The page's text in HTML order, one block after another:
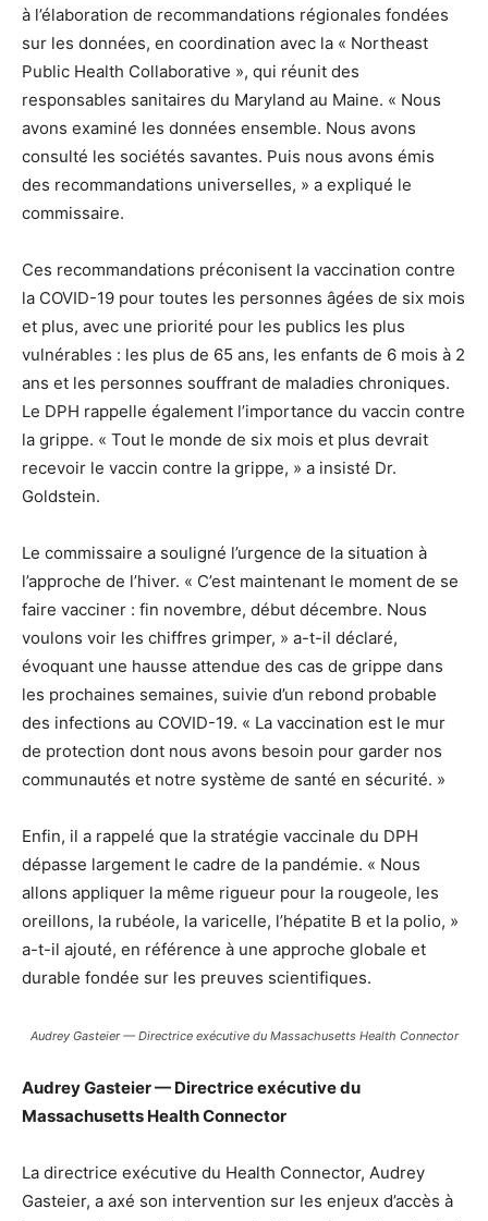
à l’élaboration de recommandations régionales fondées
sur les données, en coordination avec la « Northeast
Public Health Collaborative », qui réunit des
responsables sanitaires du Maryland au Maine. « Nous
avons examiné les données ensemble. Nous avons
consulté les sociétés savantes. Puis nous avons émis
des recommandations universelles, » a expliqué le
commissaire.
Ces recommandations préconisent la vaccination contre
la COVID-19 pour toutes les personnes âgées de six mois
et plus, avec une priorité pour les publics les plus
vulnérables : les plus de 65 ans, les enfants de 6 mois à 2
ans et les personnes souffrant de maladies chroniques.
Le DPH rappelle également l’importance du vaccin contre
la grippe. « Tout le monde de six mois et plus devrait
recevoir le vaccin contre la grippe, » a insisté Dr.
Goldstein.
Le commissaire a souligné l’urgence de la situation à
l’approche de l’hiver. « C’est maintenant le moment de se
faire vacciner : fin novembre, début décembre. Nous
voulons voir les chiffres grimper, » a-t-il déclaré,
évoquant une hausse attendue des cas de grippe dans
les prochaines semaines, suivie d’un rebond probable
des infections au COVID-19. « La vaccination est le mur
de protection dont nous avons besoin pour garder nos
communautés et notre système de santé en sécurité. »
Enfin, il a rappelé que la stratégie vaccinale du DPH
dépasse largement le cadre de la pandémie. « Nous
allons appliquer la même rigueur pour la rougeole, les
oreillons, la rubéole, la varicelle, l’hépatite B et la polio, »
a-t-il ajouté, en référence à une approche globale et
durable fondée sur les preuves scientifiques.
Audrey Gasteier — Directrice exécutive du Massachusetts Health Connector
Audrey Gasteier — Directrice exécutive du
Massachusetts Health Connector
La directrice exécutive du Health Connector, Audrey
Gasteier, a axé son intervention sur les enjeux d’accès à